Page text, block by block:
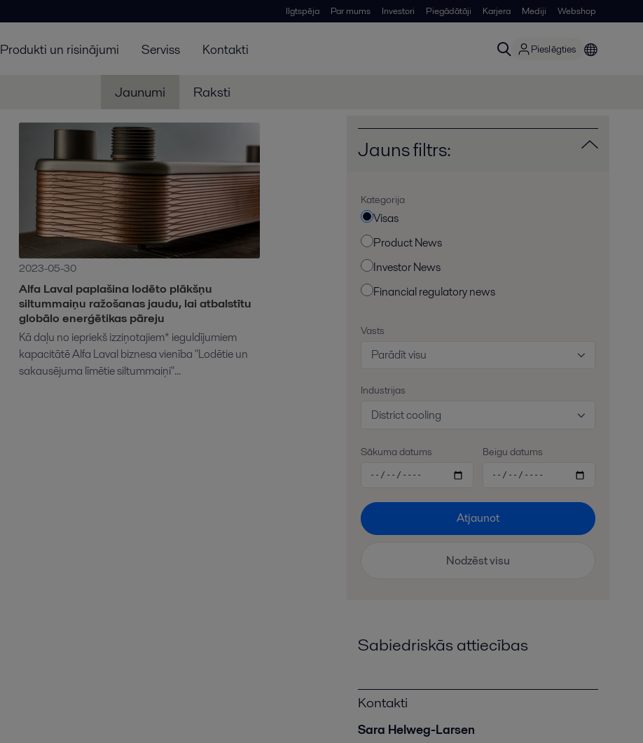
Ilgtspēja Par mums Investori Piegādātāji Karjera Mediji Webshop
Produkti un risinājumi Serviss Kontakti Pieslēgties
Jaunumi Raksti
2023-05-30
Alfa Laval paplašina lodēto plākšņu
siltummaiņu ražošanas jaudu, lai atbalstītu
globālo enerģētikas pāreju
Kā daļu no iepriekš izziņotajiem* ieguldījumiem
kapacitātē Alfa Laval biznesa vienība "Lodētie un
sakausējuma līmētie siltummaiņi"...
Jauns filtrs:
Kategorija
Visas
Product News
Investor News
Financial regulatory news
Vasts
Parādīt visu
Industrijas
District cooling
Sākuma datums Beigu datums
Atjaunot
Nodzēst visu
Sabiedriskās attiecības
Kontakti
Sara Helweg-Larsen